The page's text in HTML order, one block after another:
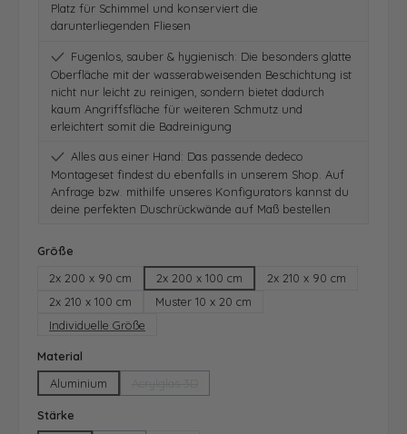
Platz für Schimmel und konserviert die
darunterliegenden Fliesen
Fugenlos, sauber & hygienisch: Die besonders glatte
Oberfläche mit der wasserabweisenden Beschichtung ist
nicht nur leicht zu reinigen, sondern bietet dadurch
kaum Angriffsfläche für weiteren Schmutz und
erleichtert somit die Badreinigung
Alles aus einer Hand: Das passende dedeco
Montageset findest du ebenfalls in unserem Shop. Auf
Anfrage bzw. mithilfe unseres Konfigurators kannst du
deine perfekten Duschrückwände auf Maß bestellen
Größe
2x 200 x 90 cm
2x 200 x 100 cm
2x 210 x 90 cm
2x 210 x 100 cm
Muster 10 x 20 cm
Individuelle Größe
Material
Aluminium
Stärke